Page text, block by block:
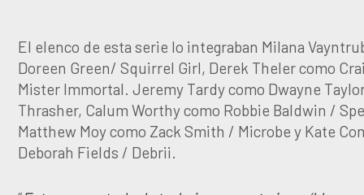
El elenco de esta serie lo integraban Milana
Doreen Green/ Squirrel Girl, Derek Theler como
Mister Immortal. Jeremy Tardy como Dwayne
Thrasher, Calum Worthy como Robbie Baldwin /
Matthew Moy como Zack Smith / Microbe y Kate
Deborah Fields / Debrii.